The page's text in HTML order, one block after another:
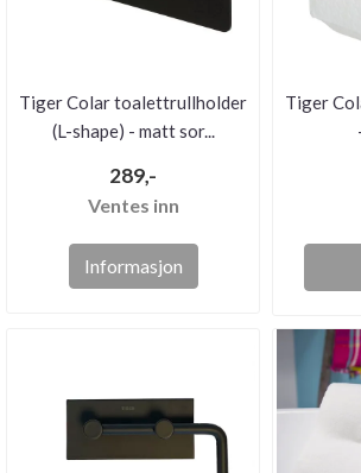
Tiger Colar toalettrullholder
(L-shape) - matt sor...
289,-
Ventes inn
Informasjon
Tiger